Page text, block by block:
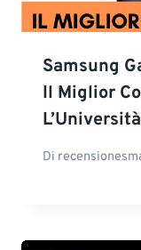
Samsung
Il Miglior
Di